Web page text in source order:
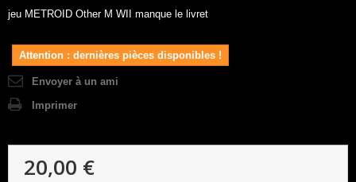
jeu METROID Other M WII manque le livret
Attention : dernières pièces disponibles !
Envoyer à un ami
Imprimer
20,00 €